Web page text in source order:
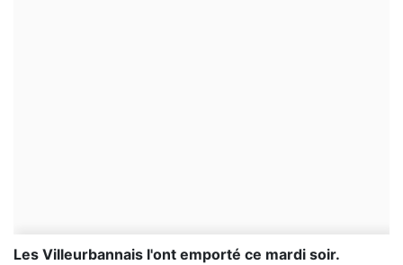
Les Villeurbannais l'ont emporté ce mardi soir.